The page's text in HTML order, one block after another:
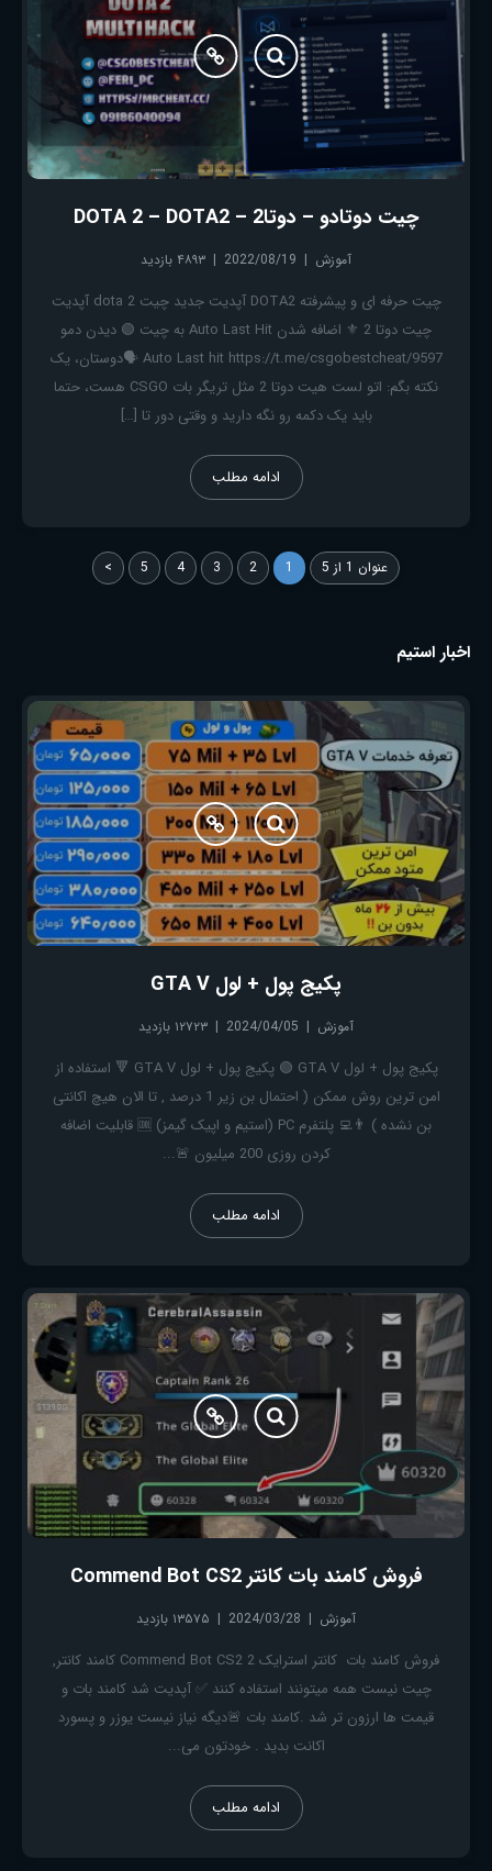
چیت دوتادو – دوتا2 – DOTA 2 – DOTA2
آموزش 2022/08/19 ۴۸۹۳ بازدید
چیت حرفه ای و پیشرفته DOTA2 آپدیت جدید چیت dota 2 آپدیت
چیت دوتا 2 ⚜️ اضافه شدن Auto Last Hit به چیت 🟢 دیدن دمو
Auto Last hit https://t.me/csgobestcheat/9597 🗣دوستان، یک
نکته بگم: اتو لست هیت دوتا 2 مثل تریگر بات CSGO هست، حتما
باید یک دکمه رو نگه دارید و وقتی دور تا […]
ادامه مطلب
عنوان 1 از 5 1
2
3
4
5
>
اخبار استیم
پکیج پول + لول GTA V
آموزش 2024/04/05 ۱۲۷۲۳ بازدید
پکیج پول + لول GTA V 🟢 پکیج پول + لول GTA V 🔻 استفاده از
امن ترین روش ممکن ( احتمال بن زیر 1 درصد , تا الان هیچ اکانتی
بن نشده ) 👨‍💻 پلتفرم PC (استیم و اپیک گیمز) 🆒 قابلیت اضافه
کردن روزی 200 میلیون 🚨...
ادامه مطلب
فروش کامند بات کانتر Commend Bot CS2
آموزش 2024/03/28 ۱۳۵۷۵ بازدید
فروش کامند بات کانتر استرایک 2 Commend Bot CS2 کامند کانتر,
چیت نیست همه میتونند استفاده کنند ✅ آپدیت شد کامند بات و
قیمت ها ارزون تر شد .کامند بات 🚨دیگه نیاز نیست یوزر و پسورد
اکانت بدید . خودتون می...
ادامه مطلب